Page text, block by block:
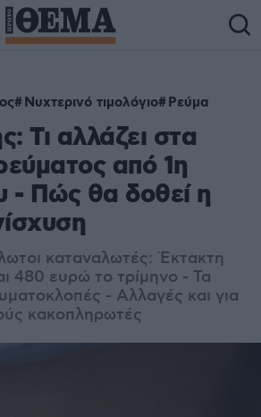
Νυχτερινό τιμολόγιο Ρεύμα
Τι αλλάζει στα
από 1η
- Πώς θα δοθεί η
καταναλωτές: Έκτακτη
480 ευρώ το τρίμηνο - Τα
- Αλλαγές και για
κακοπληρωτές